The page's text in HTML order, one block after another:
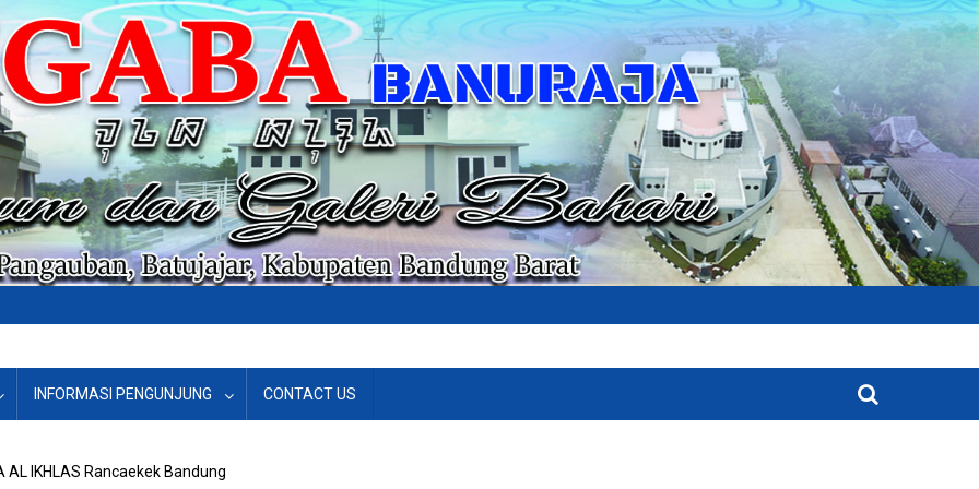
INFORMASI PENGUNJUNG CONTACT US
AL IKHLAS Rancaekek Bandung